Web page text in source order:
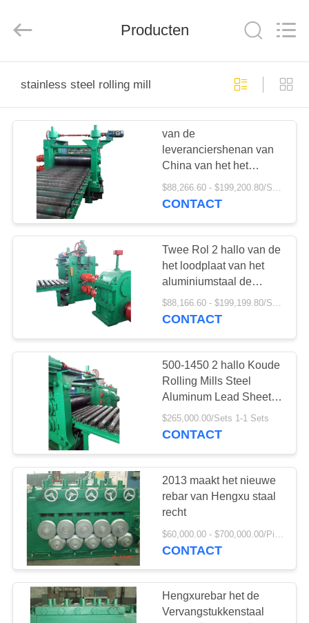
PRODUCTEN
OVER
ONS
FABRIEKSREIS
KWALITEITSCONTROLE
CONTACTEER
ONS
VRAAG
OFFERTE
SITEMAP
PRIVACY
POLICY
Ltd..
Producten
stainless steel rolling mill
van de
leveranciershenan van
China van het het
staalaluminium van het
het loodblad de
$88,266.60 - $199,200.80/Sets
CONTACT
Twee Rol 2 hallo van de
het loodplaat van het
aluminiumstaal de
koudwalserij
$88,166.60 - $199,199.80/Sets
CONTACT
500-1450 2 hallo Koude
Rolling Mills Steel
Aluminum Lead Sheet
Strook
$265,000.00/Sets 1-1 Sets
CONTACT
2013 maakt het nieuwe
rebar van Hengxu staal
recht
CONTACT
Hengxurebar het de
Vervangstukkenstaal